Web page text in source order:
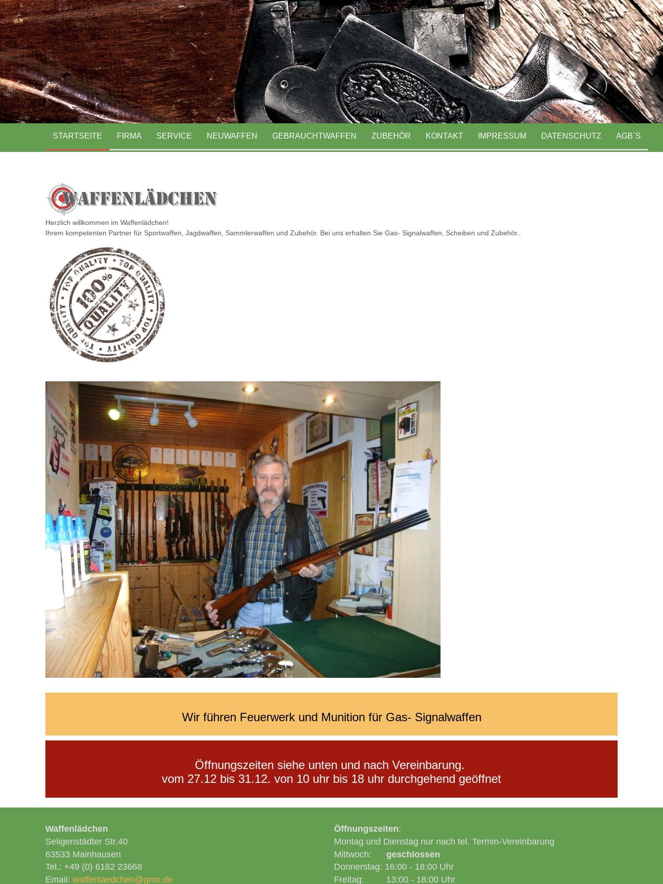
Ihr Waffenhändler in Mainhausen seit 1991
Sportwaffen
Jagdwaffen
Sammlerwaffen
STARTSEITE FIRMA SERVICE NEUWAFFEN GEBRAUCHTWAFFEN ZUBEHÖR KONTAKT IMPRESSUM DATENSCHUTZ AGB`S
Herzlich willkommen im Waffenlädchen!
Ihrem kompetenten Partner für Sportwaffen, Jagdwaffen, Sammlerwaffen und Zubehör. Bei uns erhalten Sie Gas- Signalwaffen, Scheiben und Zubehör..
Wir führen Feuerwerk und Munition für Gas- Signalwaffen
Öffnungszeiten siehe unten und nach Vereinbarung.
vom 27.12 bis 31.12. von 10 uhr bis 18 uhr durchgehend geöffnet
Waffenlädchen
Seligenstädter Str.40
63533 Mainhausen
Tel.: +49 (0) 6182 23668
Email: waffenlaedchen@gmx.de
Öffnungszeiten:
Montag und Dienstag nur nach tel. Termin-Vereinbarung
Mittwoch: geschlossen
Donnerstag: 16:00 - 18:00 Uhr
Freitag: 13:00 - 18:00 Uhr